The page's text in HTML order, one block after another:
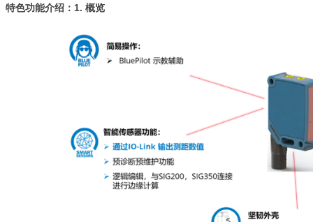
特色功能介绍：1. 概览